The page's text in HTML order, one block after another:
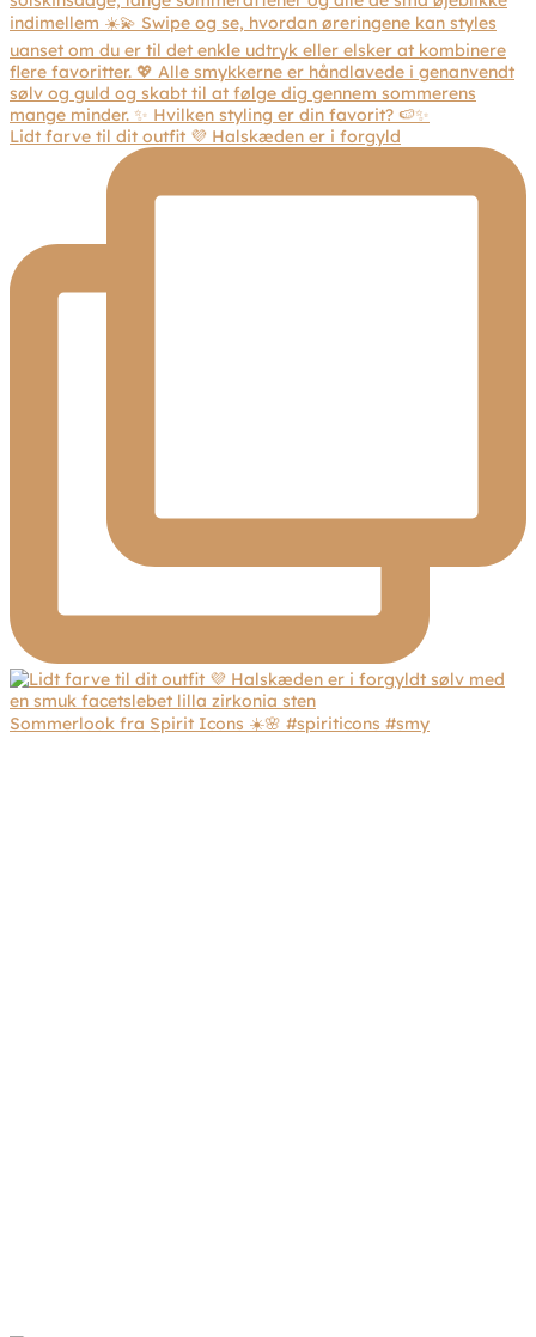
Lidt farve til dit outfit 💜 Halskæden er i forgyld
Sommerlook fra Spirit Icons ☀️🌸 #spiriticons #smy